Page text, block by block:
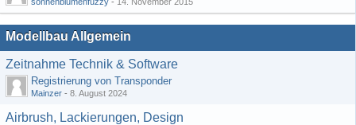
Modellbau Allgemein
Zeitnahme Technik & Software
Registrierung von Transponder
Mainzer - 8. August 2024
Airbrush, Lackierungen, Design